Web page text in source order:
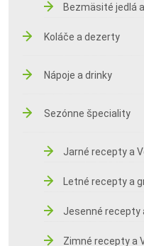
Bezmäsité jedlá
Koláče a dezerty
Nápoje a drinky
Sezónne špeciality
Jarné recepty a
Letné recepty a
Jesenné recepty
Zimné recepty a